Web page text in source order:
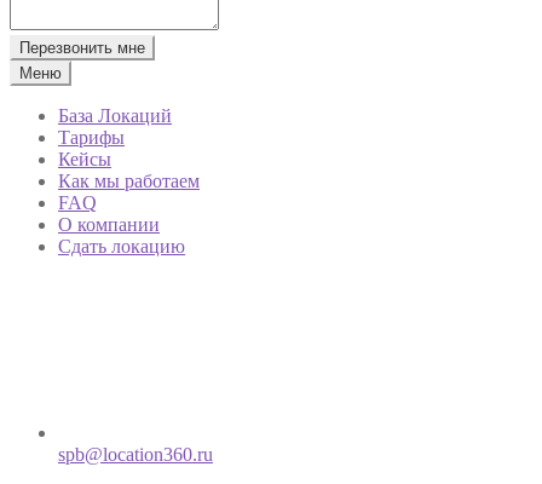
Перезвонить мне
Меню
База Локаций
Тарифы
Кейсы
Как мы работаем
FAQ
О компании
Сдать локацию
spb@location360.ru